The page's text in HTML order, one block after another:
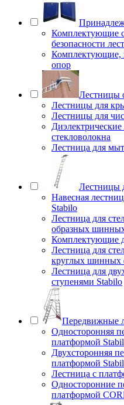
Комплектующие
безопасности
Комплектующие,
опор
Лестницы
Лестницы для
Лестницы для
стекловолокна
Лестница для
Лестницы
Навесная
Stabilo
Лестница для
образных
Комплектующие
Лестница для
круглых шинных
Лестница для
ступенями Stabilo
Передвижные
Односторонняя
платформой
Двухсторонняя
платформой
Лестница с
Односторонние
платформой